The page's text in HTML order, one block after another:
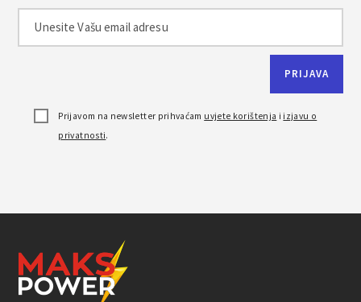
Prijavom na newsletter prihvaćam uvjete korištenja i izjavu o
privatnosti.